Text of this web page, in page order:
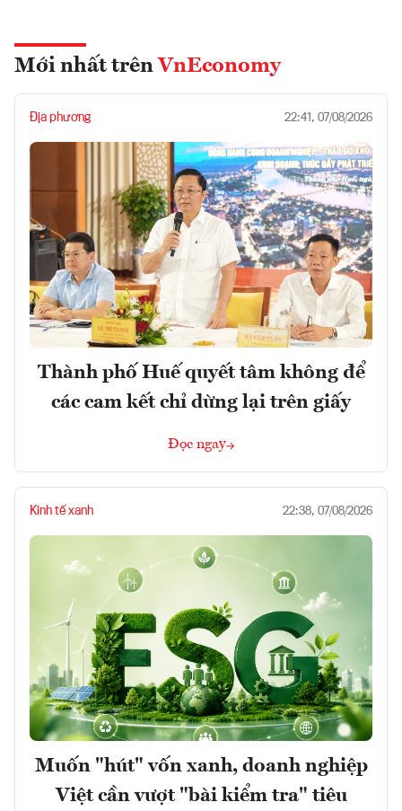
Mới nhất trên VnEconomy
Địa phương 22:41, 07/08/2026
Thành phố Huế quyết tâm không để
các cam kết chỉ dừng lại trên giấy
Đọc ngay
Kinh tế xanh 22:38, 07/08/2026
Muốn "hút" vốn xanh, doanh nghiệp
Việt cần vượt "bài kiểm tra" tiêu